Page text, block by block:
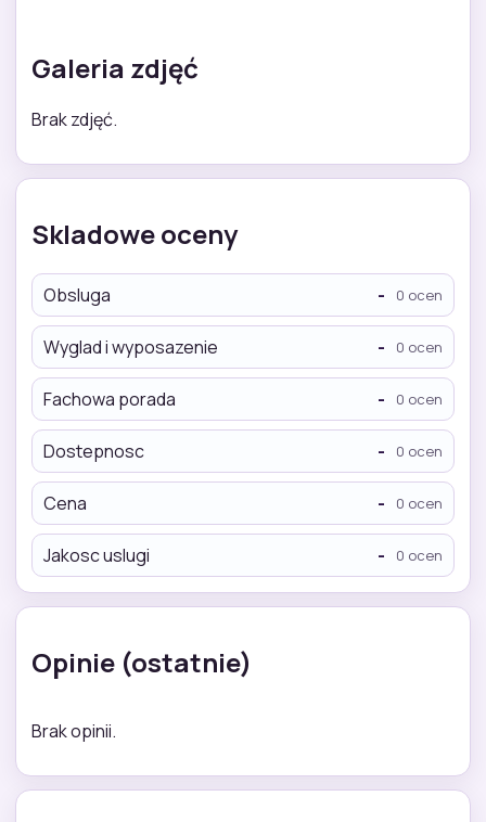
Galeria zdjęć
Brak zdjęć.
Skladowe oceny
Obsluga - 0 ocen
Wyglad i wyposazenie - 0 ocen
Fachowa porada - 0 ocen
Dostepnosc - 0 ocen
Cena - 0 ocen
Jakosc uslugi - 0 ocen
Opinie (ostatnie)
Brak opinii.